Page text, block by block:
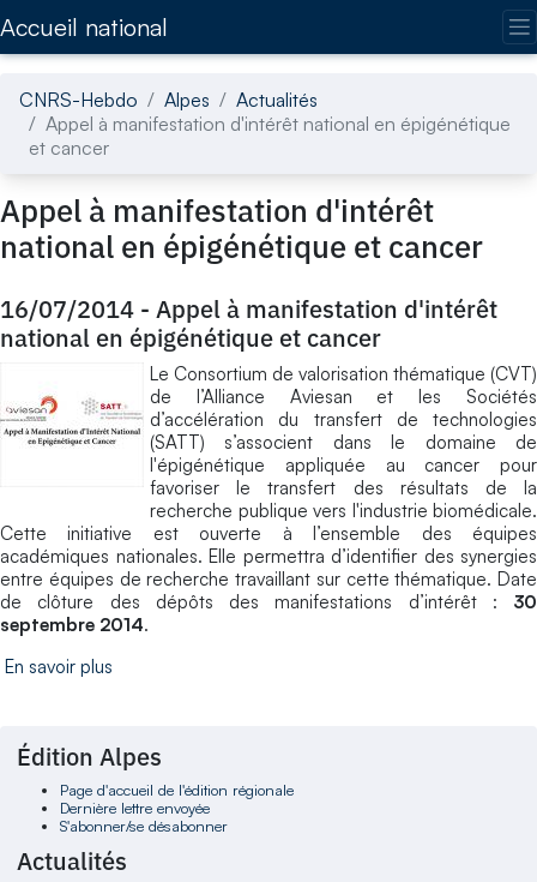
Accueil national
CNRS-Hebdo Alpes
Actualités
Appel à manifestation d'intérêt national en épigénétique
et cancer
Appel à manifestation d'intérêt
national en épigénétique et cancer
16/07/2014 - Appel à manifestation d'intérêt
national en épigénétique et cancer
Le Consortium de valorisation thématique (CVT)
de l’Alliance Aviesan et les Sociétés
d’accélération du transfert de technologies
(SATT) s’associent dans le domaine de
l'épigénétique appliquée au cancer pour
favoriser le transfert des résultats de la
recherche publique vers l'industrie biomédicale.
Cette initiative est ouverte à l’ensemble des équipes
académiques nationales. Elle permettra d’identifier des synergies
entre équipes de recherche travaillant sur cette thématique. Date
de clôture des dépôts des manifestations d’intérêt : 30
septembre 2014.
En savoir plus
Édition Alpes
Page d'accueil de l'édition régionale
Dernière lettre envoyée
S'abonner/se désabonner
Actualités